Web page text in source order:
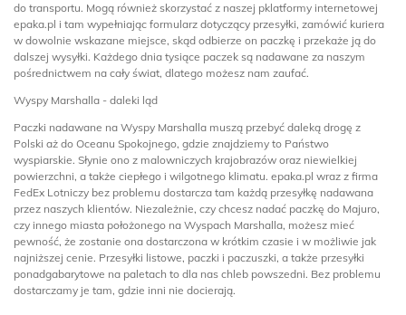
do transportu. Mogą również skorzystać z naszej pklatformy internetowej
epaka.pl i tam wypełniając formularz dotyczący przesyłki, zamówić kuriera
w dowolnie wskazane miejsce, skąd odbierze on paczkę i przekaże ją do
dalszej wysyłki. Każdego dnia tysiące paczek są nadawane za naszym
pośrednictwem na cały świat, dlatego możesz nam zaufać.
Wyspy Marshalla - daleki ląd
Paczki nadawane na Wyspy Marshalla muszą przebyć daleką drogę z
Polski aż do Oceanu Spokojnego, gdzie znajdziemy to Państwo
wyspiarskie. Słynie ono z malowniczych krajobrazów oraz niewielkiej
powierzchni, a także ciepłego i wilgotnego klimatu. epaka.pl wraz z firma
FedEx Lotniczy bez problemu dostarcza tam każdą przesyłkę nadawana
przez naszych klientów. Niezależnie, czy chcesz nadać paczkę do Majuro,
czy innego miasta położonego na Wyspach Marshalla, możesz mieć
pewność, że zostanie ona dostarczona w krótkim czasie i w możliwie jak
najniższej cenie. Przesyłki listowe, paczki i paczuszki, a także przesyłki
ponadgabarytowe na paletach to dla nas chleb powszedni. Bez problemu
dostarczamy je tam, gdzie inni nie docierają.